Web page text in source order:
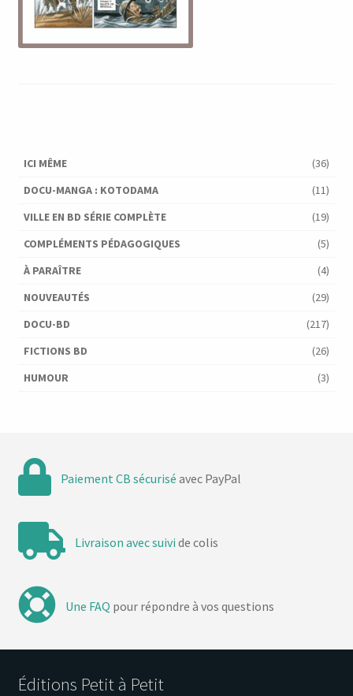
ICI MÊME
(36)
DOCU-MANGA : KOTODAMA
(11)
VILLE EN BD SÉRIE COMPLÈTE
(19)
COMPLÉMENTS PÉDAGOGIQUES
(5)
À PARAÎTRE
(4)
NOUVEAUTÉS
(29)
DOCU-BD
(217)
FICTIONS BD
(26)
HUMOUR
(3)
Paiement CB sécurisé avec PayPal
Livraison avec suivi de colis
Une FAQ pour répondre à vos questions
Éditions Petit à Petit